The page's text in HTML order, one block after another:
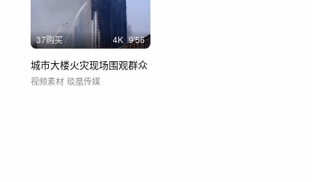
37购买 4K 9'56
城市大楼火灾现场围观群众
视频素材 琰凰传媒